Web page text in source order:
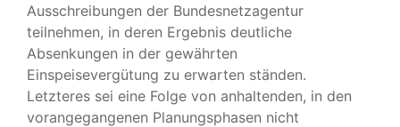
Ausschreibungen der Bundesnetzagentur
teilnehmen, in deren Ergebnis deutliche
Absenkungen in der gewährten
Einspeisevergütung zu erwarten ständen.
Letzteres sei eine Folge von anhaltenden, in den
vorangegangenen Planungsphasen nicht